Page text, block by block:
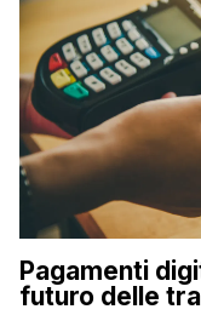
Pagamenti
futuro delle